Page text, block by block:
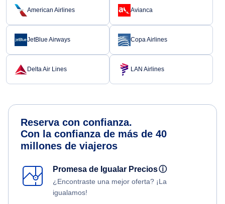
American Airlines Avianca
JetBlue Airways Copa Airlines
Delta Air Lines LAN Airlines
Reserva con confianza.
Con la confianza de más de 40
millones de viajeros
Promesa de Igualar Preciosⓘ
¿Encontraste una mejor oferta? ¡La
igualamos!